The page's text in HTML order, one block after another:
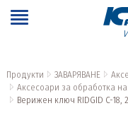
Продукти ЗАВАРЯВАНЕ
Аксесоари за обработка на
Верижен ключ RIDGID C-18,